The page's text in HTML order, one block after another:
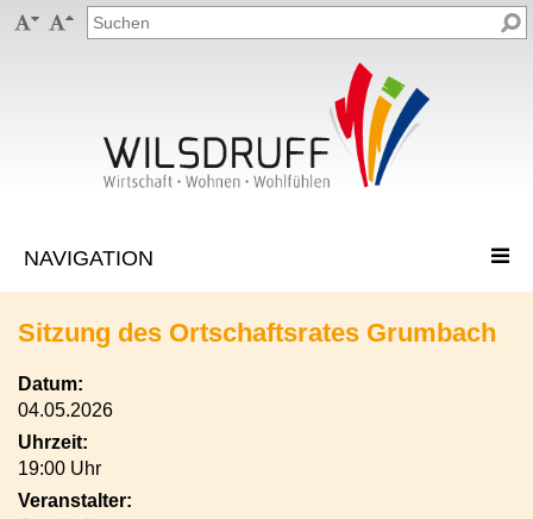
 
Sitzung des Ortschaftsrates Grumbach
Datum:
04.05.2026
Uhrzeit:
19:00 Uhr
Veranstalter: